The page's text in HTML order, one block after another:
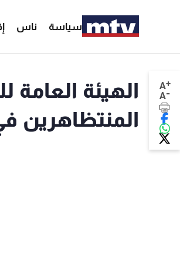
سياسة ناس
A+
A-
الهيئة العامة
المنتظاهرين